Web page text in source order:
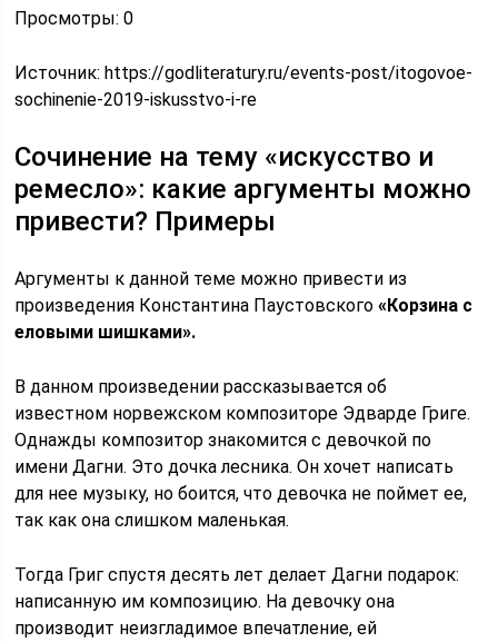
Просмотры: 0
Источник: https://godliteratury.ru/events-post/itogovoe-
sochinenie-2019-iskusstvo-i-re
Сочинение на тему «искусство и
ремесло»: какие аргументы можно
привести? Примеры
Аргументы к данной теме можно привести из
произведения Константина Паустовского«Корзина с
еловыми шишками».
В данном произведении рассказывается об
известном норвежском композиторе Эдварде Григе.
Однажды композитор знакомится с девочкой по
имени Дагни. Это дочка лесника. Он хочет написать
для нее музыку, но боится, что девочка не поймет ее,
так как она слишком маленькая.
Тогда Григ спустя десять лет делает Дагни подарок:
написанную им композицию. На девочку она
производит неизгладимое впечатление, ей